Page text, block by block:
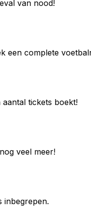
van nood!
een complete
aantal tickets boekt!
veel meer!
inbegrepen.